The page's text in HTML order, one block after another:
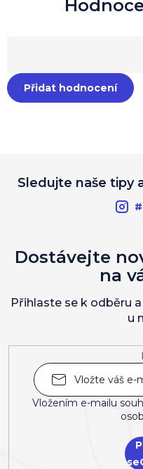
Přidat hodnocení
Sledujte naše tipy
Vložením e-mailu
se
Dostávejte
na
Přihlaste se k odběru
u